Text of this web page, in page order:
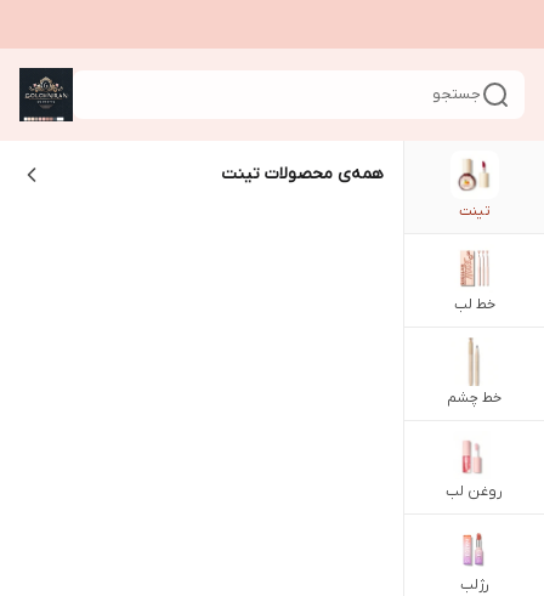
جستجو
تینت
خط لب
خط چشم
روغن لب
رژلب
همه‌ی محصولات تینت